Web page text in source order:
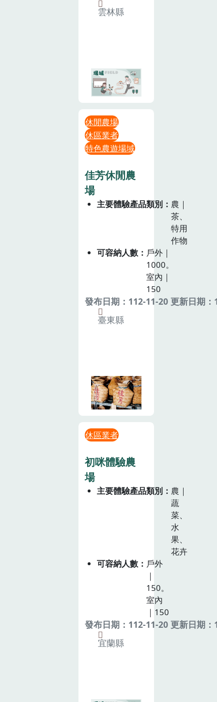
雲林縣
休閒農場
休區業者
特色農遊場域
佳芳休閒農
場
主要體驗產品類別
農｜
茶、
特用
作物
可容納人數
戶外｜
1000。
室內｜
150
發布日期：112-11-20 更新日期
臺東縣
休區業者
初咪體驗農
場
主要體驗產品類別
農｜
蔬
菜、
水
果、
花卉
可容納人數
戶外
｜
150。
室內
｜150
發布日期：112-11-20 更新日期
宜蘭縣